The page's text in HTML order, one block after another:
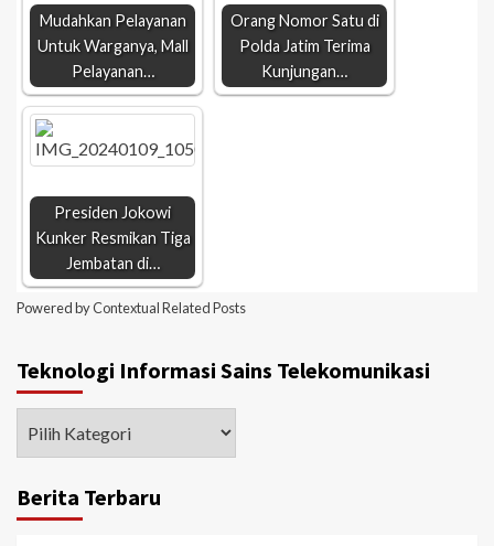
Mudahkan Pelayanan
Untuk Warganya, Mall
Pelayanan…
Orang Nomor Satu di
Polda Jatim Terima
Kunjungan…
Presiden Jokowi
Kunker Resmikan Tiga
Jembatan di…
Powered byContextual Related Posts
Teknologi Informasi Sains Telekomunikasi
Berita Terbaru